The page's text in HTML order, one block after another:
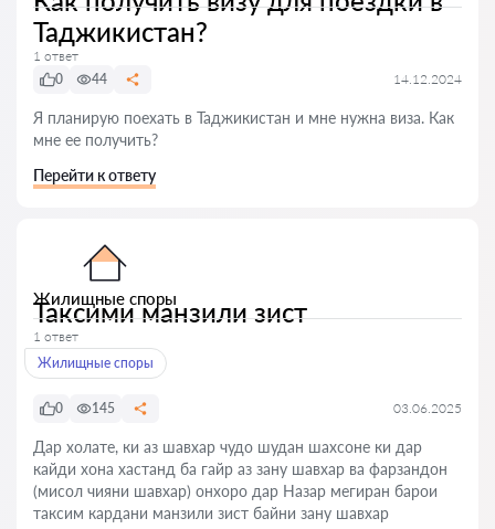
Таджикистан?
1 ответ
0
44 14.12.2024
Я планирую поехать в Таджикистан и мне нужна виза. Как
мне ее получить?
Перейти к ответу
Жилищные споры
Таксими манзили зист
1 ответ
Жилищные споры
0 145 03.06.2025
Дар холате, ки аз шавхар чудо шудан шахсоне ки дар
кайди хона хастанд ба гайр аз зану шавхар ва фарзандон
(мисол чияни шавхар) онхоро дар Назар мегиран барои
таксим кардани манзили зист байни зану шавхар